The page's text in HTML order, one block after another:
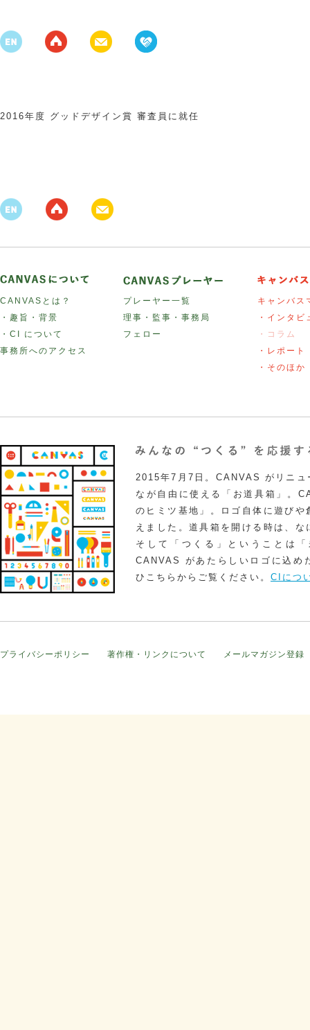
2016年度 グッドデザイン賞 審査員に就任
CANVASとは？
・趣旨・背景
・CI について
事務所へのアクセス
プレーヤー一覧
理事・監事・事務局
フェロー
キャンバス
・インタビ
・コラム
・レポート
・そのほか
2015年7月7日。CANVAS がリニュ
なが自由に使える「お道具箱」。
のヒミツ基地」。ロゴ自体に遊び
えました。道具箱を開ける時は、
そして「つくる」ということは
CANVAS があたらしいロゴに込め
ひこちらからご覧ください。 CIにつ
プライバシーポリシー 著作権・リンクについて メールマガジン登録